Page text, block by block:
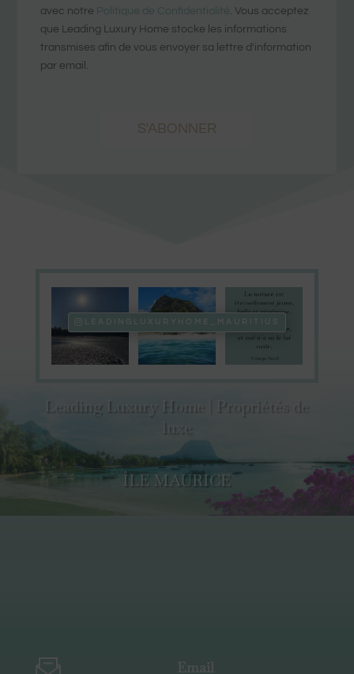
avec notre Politique de Confidentialité. Vous acceptez
que Leading Luxury Home stocke les informations
transmises afin de vous envoyer sa lettre d'information
par email.
S'ABONNER
LEADINGLUXURYHOME_MAURITIUS
Leading Luxury Home | Propriétés de
luxe
ÎLE MAURICE
Email